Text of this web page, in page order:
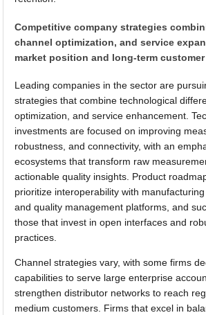
Competitive company strategies
channel optimization, and service
market position and long-term
Leading companies in the sector are
strategies that combine technological
optimization, and service enhancement.
investments are focused on improving
robustness, and connectivity, with an
ecosystems that transform raw
actionable quality insights. Product
prioritize interoperability with
and quality management platforms, and
those that invest in open interfaces and
practices.
Channel strategies vary, with some firms
capabilities to serve large enterprise
strengthen distributor networks to reach
medium customers. Firms that excel in